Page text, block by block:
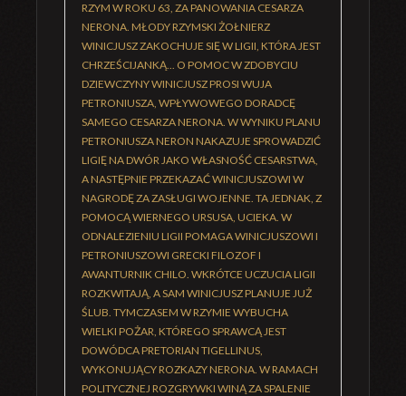
RZYM W ROKU 63, ZA PANOWANIA CESARZA
NERONA. MŁODY RZYMSKI ŻOŁNIERZ
WINICJUSZ ZAKOCHUJE SIĘ W LIGII, KTÓRA JEST
CHRZEŚCIJANKĄ... O POMOC W ZDOBYCIU
DZIEWCZYNY WINICJUSZ PROSI WUJA
PETRONIUSZA, WPŁYWOWEGO DORADCĘ
SAMEGO CESARZA NERONA. W WYNIKU PLANU
PETRONIUSZA NERON NAKAZUJE SPROWADZIĆ
LIGIĘ NA DWÓR JAKO WŁASNOŚĆ CESARSTWA,
A NASTĘPNIE PRZEKAZAĆ WINICJUSZOWI W
NAGRODĘ ZA ZASŁUGI WOJENNE. TA JEDNAK, Z
POMOCĄ WIERNEGO URSUSA, UCIEKA. W
ODNALEZIENIU LIGII POMAGA WINICJUSZOWI I
PETRONIUSZOWI GRECKI FILOZOF I
AWANTURNIK CHILO. WKRÓTCE UCZUCIA LIGII
ROZKWITAJĄ, A SAM WINICJUSZ PLANUJE JUŻ
ŚLUB. TYMCZASEM W RZYMIE WYBUCHA
WIELKI POŻAR, KTÓREGO SPRAWCĄ JEST
DOWÓDCA PRETORIAN TIGELLINUS,
WYKONUJĄCY ROZKAZY NERONA. W RAMACH
POLITYCZNEJ ROZGRYWKI WINĄ ZA SPALENIE